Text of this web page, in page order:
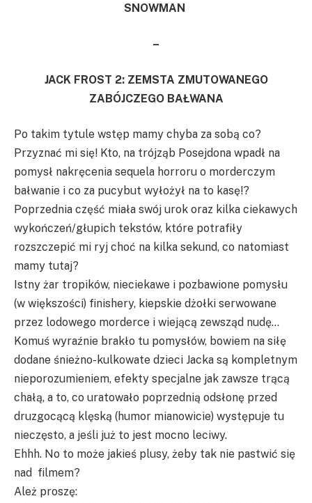
SNOWMAN
–
JACK FROST 2: ZEMSTA ZMUTOWANEGO
ZABÓJCZEGO BAŁWANA
Po takim tytule wstęp mamy chyba za sobą co?
Przyznać mi się! Kto, na trójząb Posejdona wpadł na
pomysł nakręcenia sequela horroru o morderczym
bałwanie i co za pucybut wyłożył na to kasę!?
Poprzednia część miała swój urok oraz kilka ciekawych
wykończeń/głupich tekstów, które potrafiły
rozszczepić mi ryj choć na kilka sekund, co natomiast
mamy tutaj?
Istny żar tropików, nieciekawe i pozbawione pomysłu
(w większości) finishery, kiepskie dżołki serwowane
przez lodowego morderce i wiejącą zewsząd nudę…
Komuś wyraźnie brakło tu pomysłów, bowiem na siłę
dodane śnieżno-kulkowate dzieci Jacka są kompletnym
nieporozumieniem, efekty specjalne jak zawsze trącą
chałą, a to, co uratowało poprzednią odsłonę przed
druzgocącą klęską (humor mianowicie) występuje tu
nieczęsto, a jeśli już to jest mocno leciwy.
Ehhh. No to może jakieś plusy, żeby tak nie pastwić się
nad filmem?
Ależ proszę: